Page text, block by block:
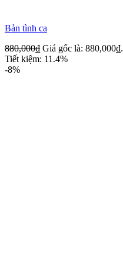
Bản tình ca
880,000₫ Giá gốc là: 880,000₫.
Tiết kiệm: 11.4%
-8%